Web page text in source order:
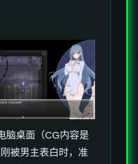
脑桌面（CG内容是
被男主表白时，准